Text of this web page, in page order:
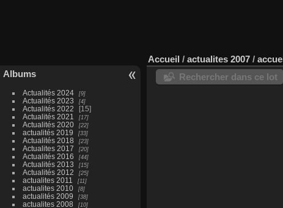
Albums
Actualités 2024 9
Actualités 2023 4
Actualités 2022
15
Actualités 2021
17
Actualités 2020 22
actualités 2019 33
Actualités 2018 23
Actualites 2017 20
Actualités 2016 44
Actualités 2013 15
Actualités 2012 25
actualites 2011 11
actualites 2010 8
actualités 2009 38
actualites 2008 10
Accueil / actualites 2007 /
Rechercher dans ce lot